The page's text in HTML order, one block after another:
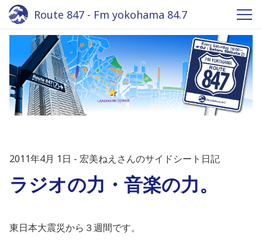
Route 847 - Fm yokohama 84.7
2011年4月 1日 宏美ねえさんのサイドシート日記
ラジオの力・音楽の力。
東日本大震災から３週間です。